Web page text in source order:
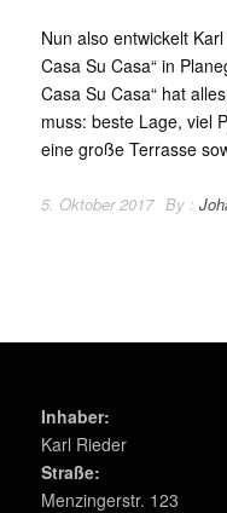
Nun also entwickelt
Casa Su Casa“ in
Casa Su Casa“ hat
muss: beste Lage, viel
eine große Terrasse
5. Oktober 2017 By :
Inhaber:
Karl Rieder
Straße:
Menzingerstr. 123